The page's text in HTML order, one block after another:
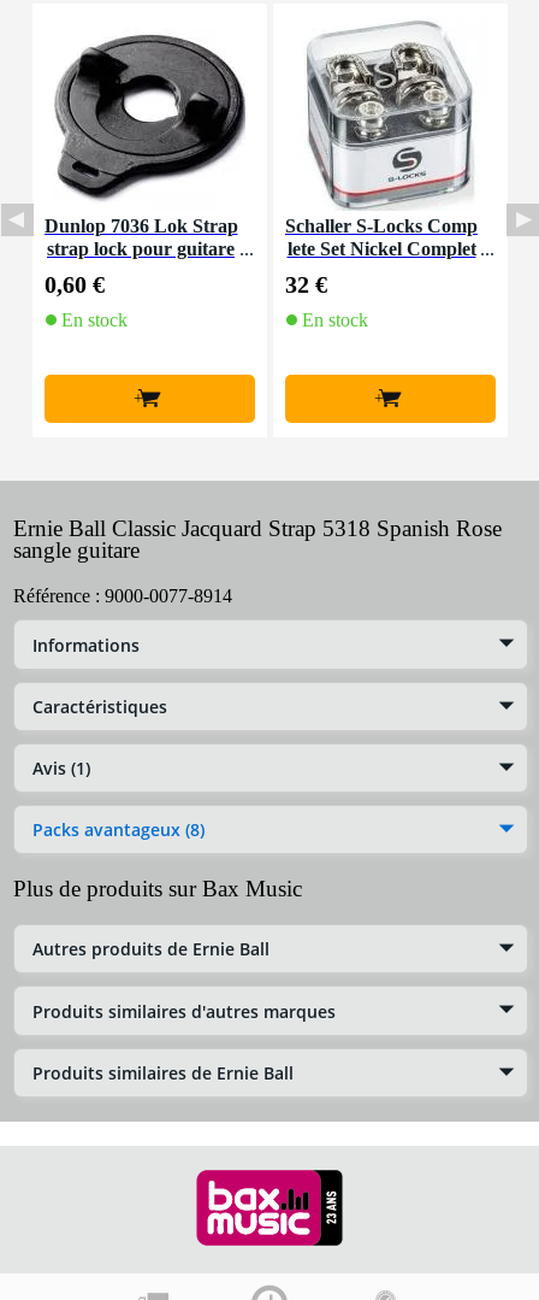
Dunlop 7036 Lok Strap
strap lock pour guitare
0,60 €
En stock
+
Schaller S-Locks Comp
lete Set Nickel Complet
32 €
En stock
+
Ernie Ball Classic Jacquard Strap 5318 Spanish Rose
sangle guitare
Référence : 9000-0077-8914
Informations
Caractéristiques
Avis (1)
Packs avantageux (8)
Plus de produits sur Bax Music
Autres produits de Ernie Ball
Produits similaires d'autres marques
Produits similaires de Ernie Ball